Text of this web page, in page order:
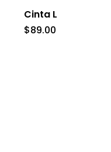
tiene
múltiples
Cinta L
$89.00